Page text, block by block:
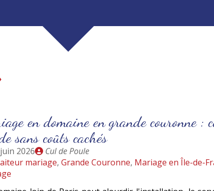
en domaine en grande couronne
sans coûts cachés
2026
Publié
par
Cul de Poule
mariage, Grande Couronne, Mariage en Île-de-